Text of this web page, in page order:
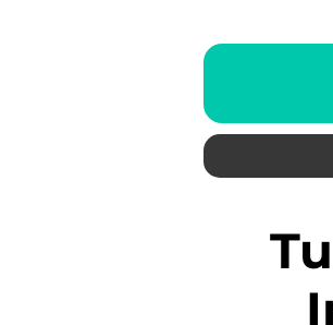
Turning Torso Arkitekt En